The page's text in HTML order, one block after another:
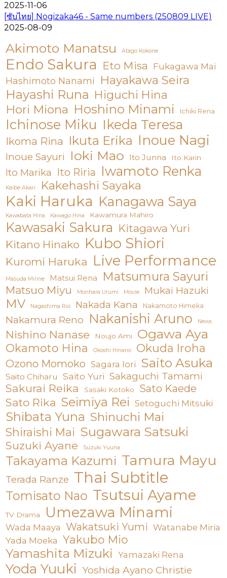
2025-11-06
[ซับไทย] Nogizaka46 - Same numbers (250809 LIVE)
2025-08-09
Akimoto Manatsu Atago Kokone
Endo Sakura Eto Misa Fukagawa Mai
Hashimoto Nanami Hayakawa Seira
Hayashi Runa Higuchi Hina
Hori Miona Hoshino Minami Ichiki Rena
Ichinose Miku Ikeda Teresa
Ikoma Rina Ikuta Erika Inoue Nagi
Inoue Sayuri Ioki Mao Ito Junna Ito Karin
Ito Marika Ito Riria Iwamoto Renka
Kaibe Akari Kakehashi Sayaka
Kaki Haruka Kanagawa Saya
Kawabata Hina Kawago Hina Kawamura Mahiro
Kawasaki Sakura Kitagawa Yuri
Kitano Hinako Kubo Shiori
Kuromi Haruka Live Performance
Masuda Mirine Matsui Rena Matsumura Sayuri
Matsuo Miyu Morihara Urumi Movie Mukai Hazuki
MV Nagashima Rio Nakada Kana Nakamoto Himeka
Nakamura Reno Nakanishi Aruno News
Nishino Nanase Noujo Ami Ogawa Aya
Okamoto Hina Okoshi Hinano Okuda Iroha
Ozono Momoko Sagara Iori Saito Asuka
Saito Chiharu Saito Yuri Sakaguchi Tamami
Sakurai Reika Sasaki Kotoko Sato Kaede
Sato Rika Seimiya Rei Setoguchi Mitsuki
Shibata Yuna Shinuchi Mai
Shiraishi Mai Sugawara Satsuki
Suzuki Ayane Suzuki Yuuna
Takayama Kazumi Tamura Mayu
Terada Ranze Thai Subtitle
Tomisato Nao Tsutsui Ayame
TV Drama Umezawa Minami
Wada Maaya Wakatsuki Yumi Watanabe Miria
Yada Moeka Yakubo Mio
Yamashita Mizuki Yamazaki Rena
Yoda Yuuki Yoshida Ayano Christie